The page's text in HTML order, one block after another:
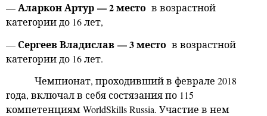
—Аларкон Артур — 2 место в возрастной
категории до 16лет,
— Сергеев Владислав — 3 место в возрастной
категории до 16 лет.
Чемпионат, проходивший в феврале 2018
года, включал в себя состязания по 115
компетенциям WorldSkills Russia. Участие в нем